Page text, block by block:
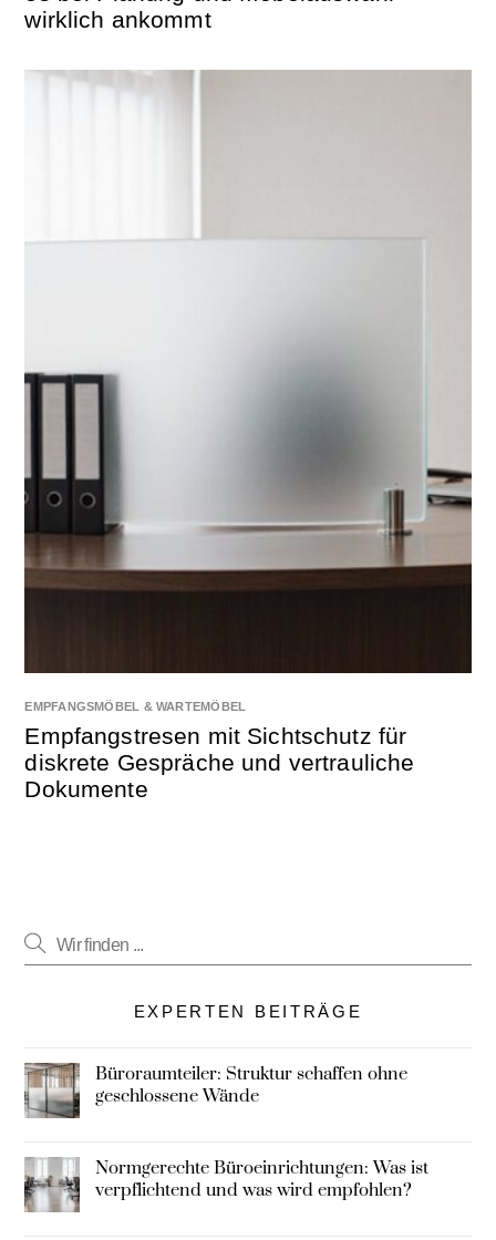
wirklich ankommt
EMPFANGSMÖBEL & WARTEMÖBEL
Empfangstresen mit Sichtschutz für
diskrete Gespräche und vertrauliche
Dokumente
EXPERTEN BEITRÄGE
Büroraumteiler: Struktur schaffen ohne
geschlossene Wände
Normgerechte Büroeinrichtungen: Was ist
verpflichtend und was wird empfohlen?